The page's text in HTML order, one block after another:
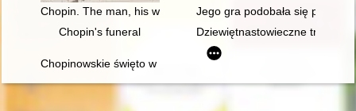
Chopin. The man, his work and its resonanceJego gra podobała się przede
Chopin's funeral
Dziewiętnastowieczne
Chopinowskie święto w Dusznikach